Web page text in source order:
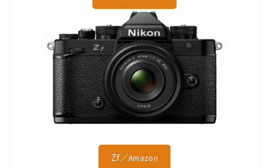
Zf／Amazon